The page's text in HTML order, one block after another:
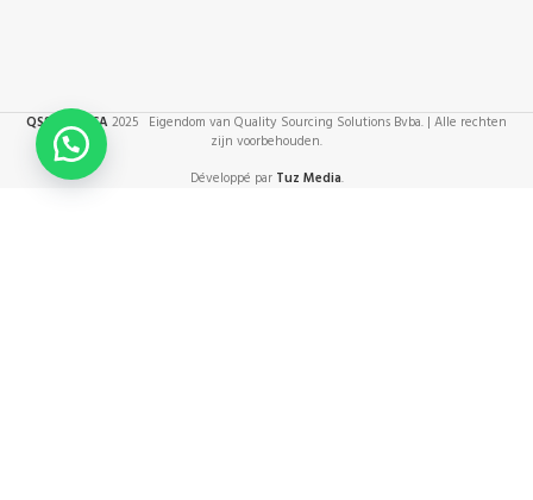
QSS HORECA 2025 Eigendom van Quality Sourcing Solutions Bvba. | Alle rechten
zijn voorbehouden.
Développé par Tuz Media.